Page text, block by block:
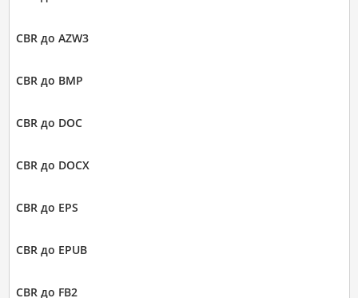
CBR до AZW3
CBR до BMP
CBR до DOC
CBR до DOCX
CBR до EPS
CBR до EPUB
CBR до FB2